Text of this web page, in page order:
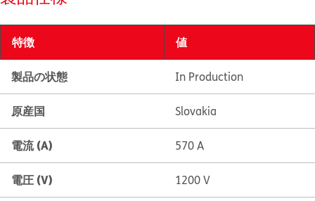
特徴 値
製品の状態 In Production
原産国 Slovakia
電流 (A) 570 A
電圧 (V) 1200 V